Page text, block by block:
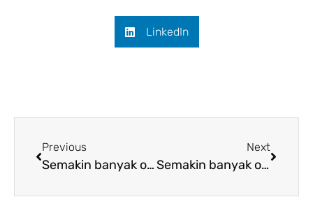
LinkedIn
Previous
Semakin banyak orang yang menyukai penyewaan Hiace dari Semarang ke Demak
Next
Semakin banyak orang yang menyukai penyewaan Hiace dari Semarang ke Situbondo